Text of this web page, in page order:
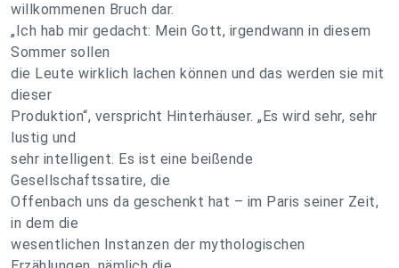
willkommenen Bruch dar.
„Ich hab mir gedacht: Mein Gott, irgendwann in diesem
Sommer sollen
die Leute wirklich lachen können und das werden sie mit
dieser
Produktion“, verspricht Hinterhäuser. „Es wird sehr, sehr
lustig und
sehr intelligent. Es ist eine beißende
Gesellschaftssatire, die
Offenbach uns da geschenkt hat – im Paris seiner Zeit,
in dem die
wesentlichen Instanzen der mythologischen